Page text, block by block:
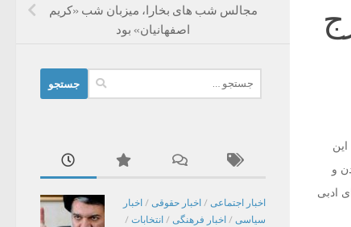
و
ادبی
مجالس شب های بخارا، میزبان شب «کریم
اصفهانیان» بود
برای:
اخبار اجتماعی / اخبار حقوقی / اخبار
سیاسی / اخبار فرهنگی / انتخابات /